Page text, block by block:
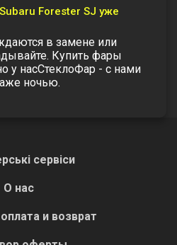
Forester SJ уже
в замене или
Купить фары
у насСтеклоФар - с нами
ночью.
сервіси
О нас
и возврат